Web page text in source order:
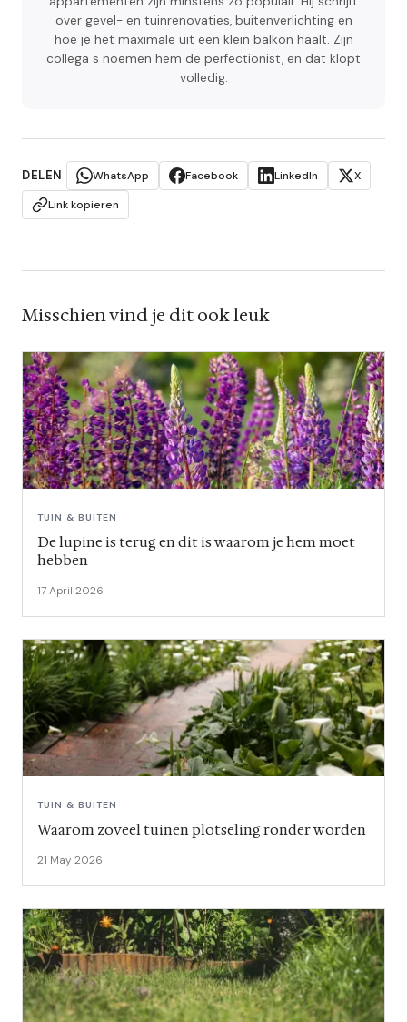
over gevel- en tuinrenovaties, buitenverlichting en
hoe je het maximale uit een klein balkon haalt. Zijn
collega s noemen hem de perfectionist, en dat klopt
volledig.
DELEN WhatsApp Facebook LinkedIn
X
Link kopieren
Misschien vind je dit ook leuk
TUIN & BUITEN
De lupine is terug en dit is waarom je hem moet
hebben
17 April 2026
TUIN & BUITEN
Waarom zoveel tuinen plotseling ronder worden
21 May 2026